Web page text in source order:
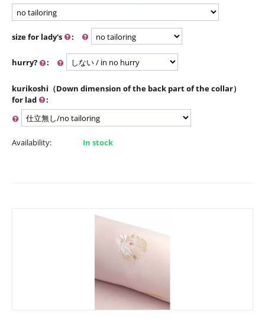
size for lady's :
hurry? :
kurikoshi（Down dimension of the back part of the collar）
for lad
:
Availability: In stock